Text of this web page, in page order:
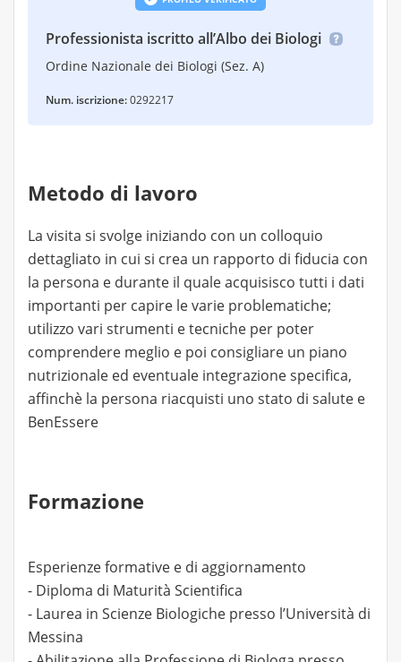
Professionista iscritto all’Albo dei Biologi
Ordine Nazionale dei Biologi (Sez. A)
Num. iscrizione:0292217
Metodo di lavoro
La visita si svolge iniziando con un colloquio
dettagliato in cui si crea un rapporto di fiducia con
la persona e durante il quale acquisisco tutti i dati
importanti per capire le varie problematiche;
utilizzo vari strumenti e tecniche per poter
comprendere meglio e poi consigliare un piano
nutrizionale ed eventuale integrazione specifica,
affinchè la persona riacquisti uno stato di salute e
BenEssere
Formazione
Esperienze formative e di aggiornamento
- Diploma di Maturità Scientifica
- Laurea in Scienze Biologiche presso l’Università di
Messina